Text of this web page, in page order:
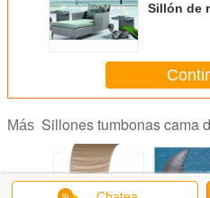
Sillón de
Más Sillones tumbonas cama